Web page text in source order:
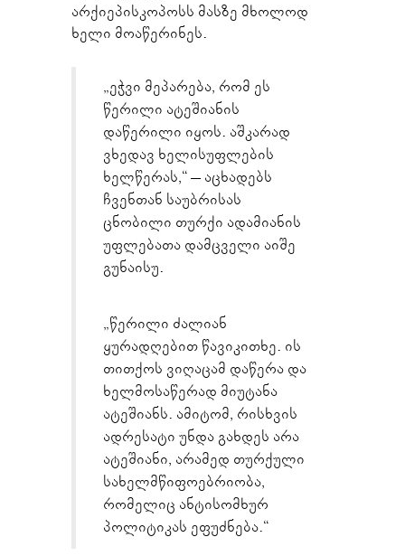
არქიეპისკოპოსს მასზე მხოლოდ
ხელი მოაწერინეს.
„ეჭვი მეპარება, რომ ეს
წერილი ატეშიანის
დაწერილი იყოს. აშკარად
ვხედავ ხელისუფლების
ხელწერას,“ – აცხადებს
ჩვენთან საუბრისას
ცნობილი თურქი ადამიანის
უფლებათა დამცველი აიშე
გუნაისუ.
„წერილი ძალიან
ყურადღებით წავიკითხე. ის
თითქოს ვიღაცამ დაწერა და
ხელმოსაწერად მიუტანა
ატეშიანს. ამიტომ, რისხვის
ადრესატი უნდა გახდეს არა
ატეშიანი, არამედ თურქული
სახელმწიფოებრიობა,
რომელიც ანტისომხურ
პოლიტიკას ეფუძნება.“